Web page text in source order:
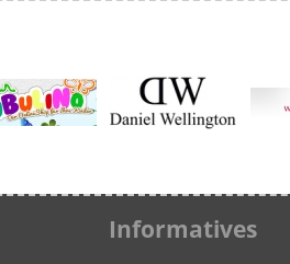
Informatives